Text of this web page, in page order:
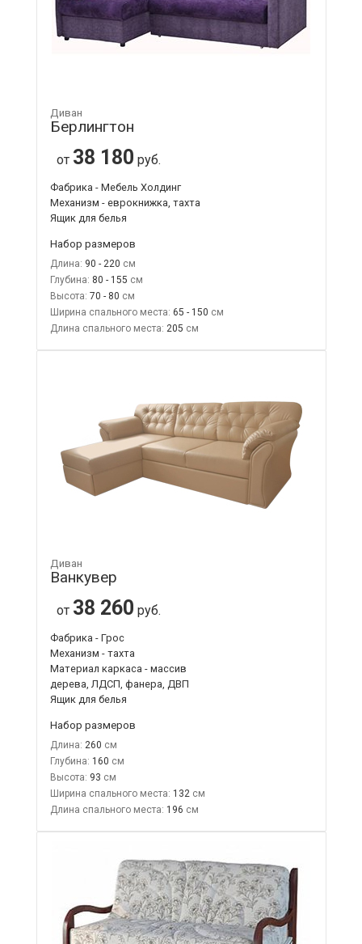
Диван
Берлингтон
от 38 180 руб.
Фабрика - Мебель Холдинг
Механизм - еврокнижка, тахта
Ящик для белья
Набор размеров
Длина: 90 - 220
Глубина: 80 - 155
Высота: 70 - 80
Ширина спального места: 65 - 150
Длина спального места: 205
Диван
Ванкувер
от 38 260 руб.
Фабрика - Грос
Механизм - тахта
Материал каркаса - массив
дерева, ЛДСП, фанера, ДВП
Ящик для белья
Набор размеров
Длина: 260
Глубина: 160
Высота: 93
Ширина спального места: 132
Длина спального места: 196